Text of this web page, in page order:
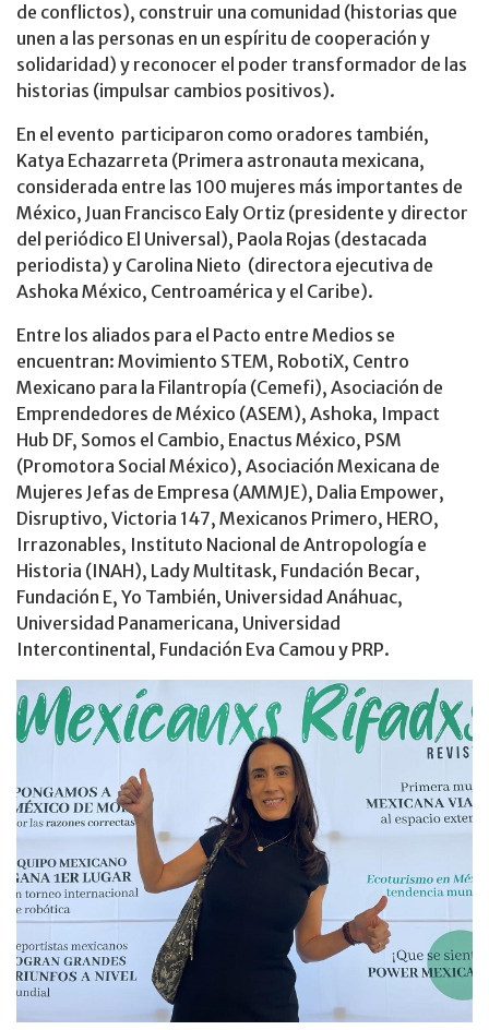
de conflictos), construir una comunidad (historias que
unen a las personas en un espíritu de cooperación y
solidaridad) y reconocer el poder transformador de las
historias (impulsar cambios positivos).
En el evento participaron como oradores también,
Katya Echazarreta (Primera astronauta mexicana,
considerada entre las 100 mujeres más importantes de
México, Juan Francisco Ealy Ortiz (presidente y director
del periódico El Universal), Paola Rojas (destacada
periodista) y Carolina Nieto (directora ejecutiva de
Ashoka México, Centroamérica y el Caribe).
Entre los aliados para el Pacto entre Medios se
encuentran: Movimiento STEM, RobotiX, Centro
Mexicano para la Filantropía (Cemefi), Asociación de
Emprendedores de México (ASEM), Ashoka, Impact
Hub DF, Somos el Cambio, Enactus México, PSM
(Promotora Social México), Asociación Mexicana de
Mujeres Jefas de Empresa (AMMJE), Dalia Empower,
Disruptivo, Victoria 147, Mexicanos Primero, HERO,
Irrazonables, Instituto Nacional de Antropología e
Historia (INAH), Lady Multitask, Fundación Becar,
Fundación E, Yo También, Universidad Anáhuac,
Universidad Panamericana, Universidad
Intercontinental, Fundación Eva Camou y PRP.